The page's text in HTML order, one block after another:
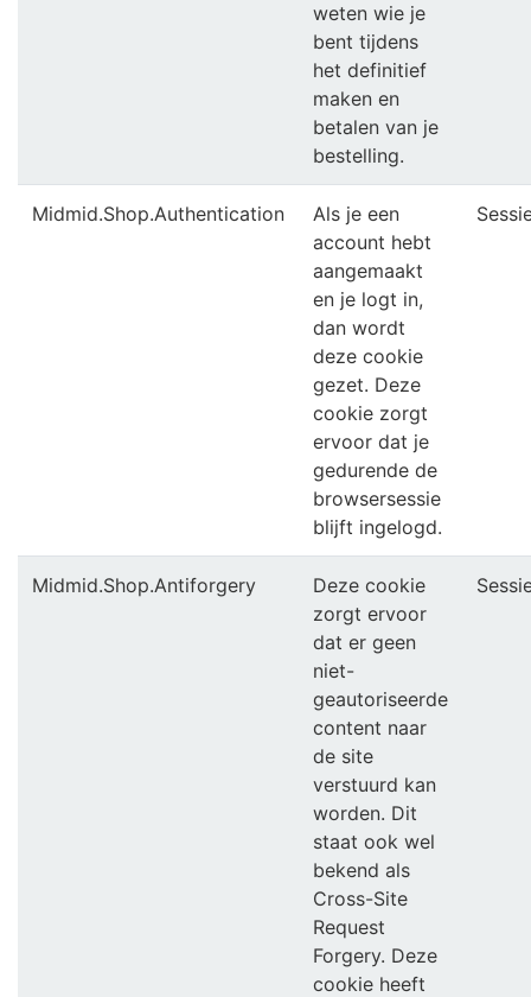
weten wie je
bent tijdens
het definitief
maken en
betalen van je
bestelling.
Midmid.Shop.Authentication
Als je een
account hebt
aangemaakt
en je logt in,
dan wordt
deze cookie
gezet. Deze
cookie zorgt
ervoor dat je
gedurende de
browsersessie
blijft ingelogd.
Midmid.Shop.Antiforgery
Deze cookie
zorgt ervoor
dat er geen
niet-
geautoriseerde
content naar
de site
verstuurd kan
worden. Dit
staat ook wel
bekend als
Cross-Site
Request
Forgery. Deze
cookie heeft